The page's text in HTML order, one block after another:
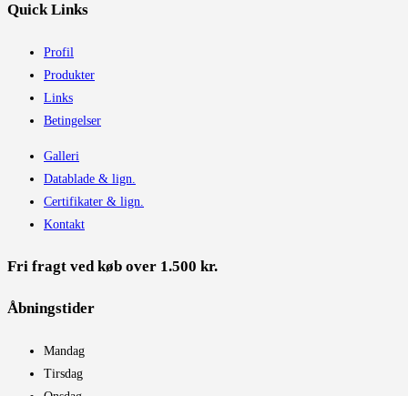
Quick Links
Profil
Produkter
Links
Betingelser
Galleri
Datablade & lign.
Certifikater & lign.
Kontakt
Fri fragt ved køb over 1.500 kr.
Åbningstider​
Mandag
Tirsdag